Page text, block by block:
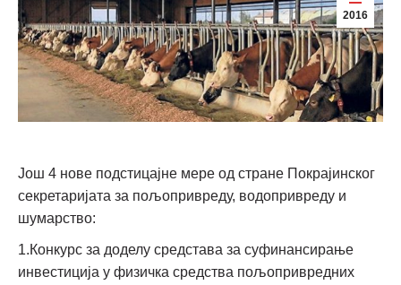
2016
Још 4 нове подстицајне мере од стране Покрајинског
секретаријата за пољопривреду, водопривреду и
шумарство:
1.Конкурс за доделу средстава за суфинансирање
инвестиција у физичка средства пољопривредних